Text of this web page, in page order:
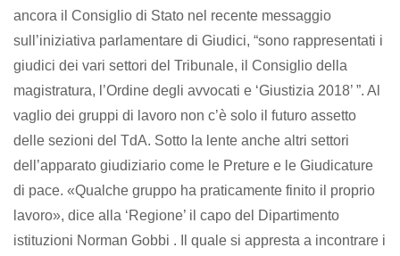
ancora il Consiglio di Stato nel recente messaggio
sull’iniziativa parlamentare di Giudici, “sono rappresentati i
giudici dei vari settori del Tribunale, il Consiglio della
magistratura, l’Ordine degli avvocati e ‘Giustizia 2018’ ”. Al
vaglio dei gruppi di lavoro non c’è solo il futuro assetto
delle sezioni del TdA. Sotto la lente anche altri settori
dell’apparato giudiziario come le Preture e le Giudicature
di pace. «Qualche gruppo ha praticamente finito il proprio
lavoro», dice alla ‘Regione’ il capo del Dipartimento
istituzioni Norman Gobbi . Il quale si appresta a incontrare i